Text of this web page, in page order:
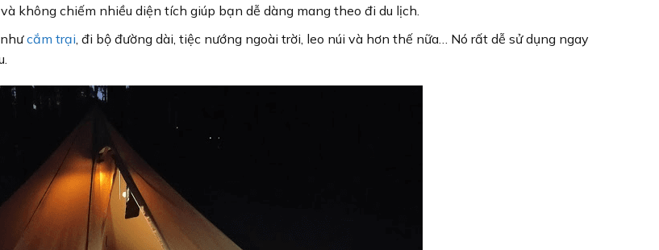
không chiếm nhiều diện tích giúp bạn dễ dàng mang theo đi du lịch.
cắm trại , đi bộ đường dài, tiệc nướng ngoài trời, leo núi và hơn thế nữa… Nó rất dễ sử dụng ngay